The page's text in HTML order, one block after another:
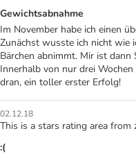
Gewichtsabnahme
Im November habe ich einen
Zunächst wusste ich nicht wie
Bärchen abnimmt. Mir ist
Innerhalb von nur drei
dran, ein toller erster Erfolg!
02.12.18
This is a stars rating area from
:(